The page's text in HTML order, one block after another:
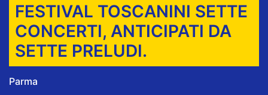
FESTIVAL TOSCANINI SETTE
CONCERTI, ANTICIPATI DA
SETTE PRELUDI.
Parma